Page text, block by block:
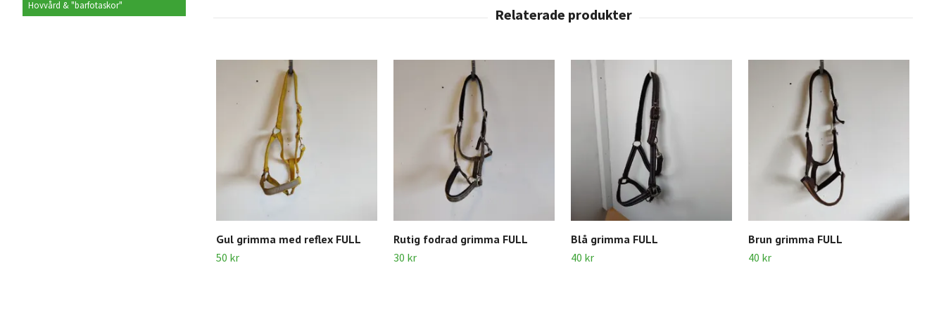
Hovvård & "barfotaskor"
Gul grimma med reflex FULL
50 kr
Rutig fodrad grimma FULL
30 kr
Blå grimma FULL
40 kr
Brun grimma FULL
40 kr